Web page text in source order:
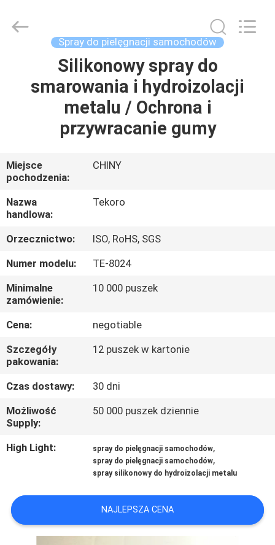
DOMU
PRODUKTY
O
NAS
WYCIECZKA
PO
FABRYCE
KONTROLA
JAKOŚCI
SKONTAKTUJ
SIĘ
Z
NAMI
POPROŚ
O
INDUSTRY
Spray do pielęgnacji samochodów
Silikonowy spray do
smarowania i hydroizolacji
metalu / Ochrona i
przywracanie gumy
Miejsce
pochodzenia:
CHINY
Nazwa
handlowa:
Tekoro
Orzecznictwo:
ISO, RoHS, SGS
Numer modelu:
TE-8024
Minimalne
zamówienie:
10 000 puszek
Cena:
negotiable
Szczegóły
pakowania:
12 puszek w kartonie
Czas dostawy:
30 dni
Możliwość
Supply:
50 000 puszek dziennie
High Light: spray do pielęgnacji samochodów,
spray do pielęgnacji samochodów,
spray silikonowy do hydroizolacji metalu
NAJLEPSZA CENA